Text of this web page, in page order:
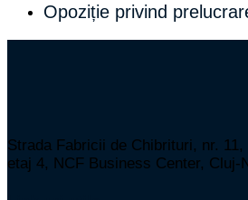
Opoziție privind
Strada Fabricii de Chibrituri, nr. 11,
etaj 4, NCF Business Center, Cluj-